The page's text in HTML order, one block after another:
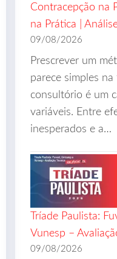
Contracepção na
na Prática |
09/08/2026
Prescrever um
parece simples na
consultório é um
variáveis. Entre
inesperados e a…
Tríade Paulista:
Vunesp –
09/08/2026